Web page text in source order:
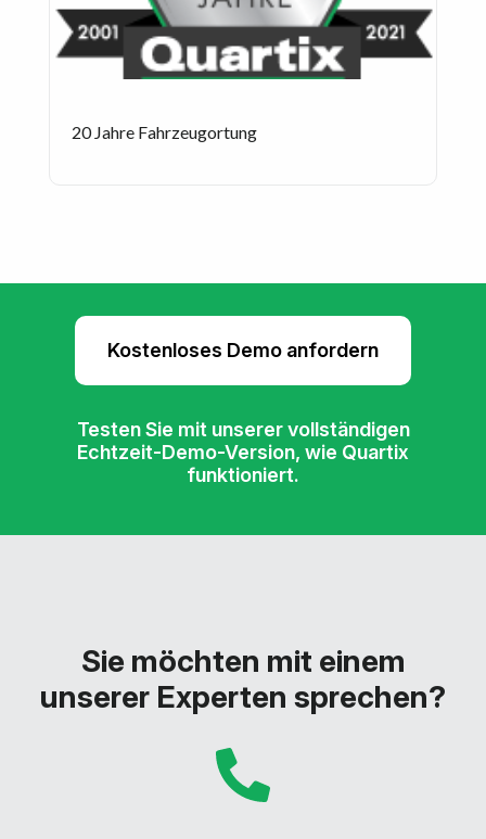
20 Jahre Fahrzeugortung
Kostenloses Demo anfordern
Testen Sie mit unserer vollständigen
Echtzeit-Demo-Version, wie Quartix
funktioniert.
Sie möchten mit einem
unserer Experten sprechen?